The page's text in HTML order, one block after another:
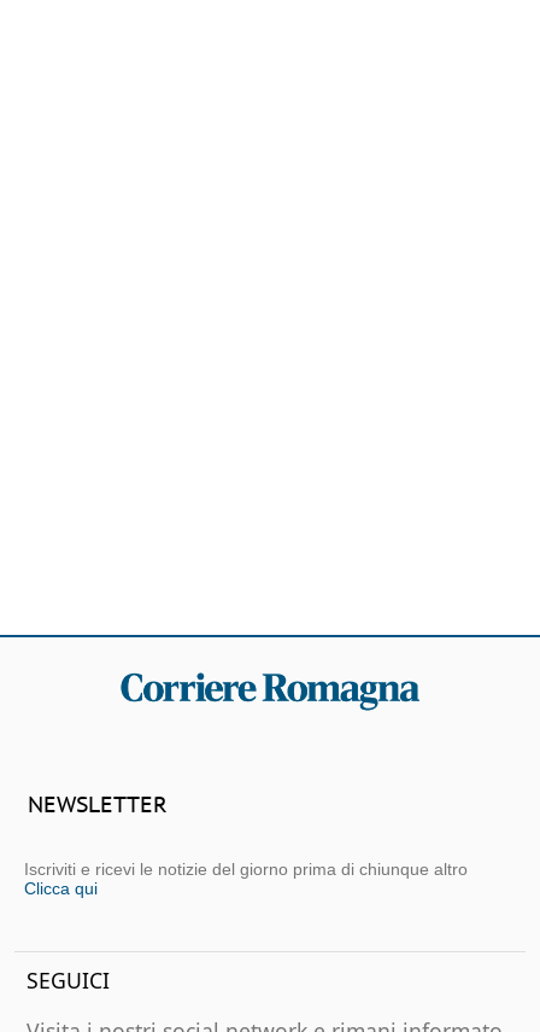
NEWSLETTER
Iscriviti e ricevi le notizie del giorno prima di chiunque altro
Clicca qui
SEGUICI